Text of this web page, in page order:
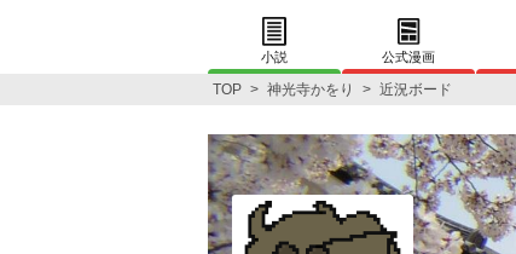
小説 公式漫画
TOP > 神光寺かをり > 近況ボード